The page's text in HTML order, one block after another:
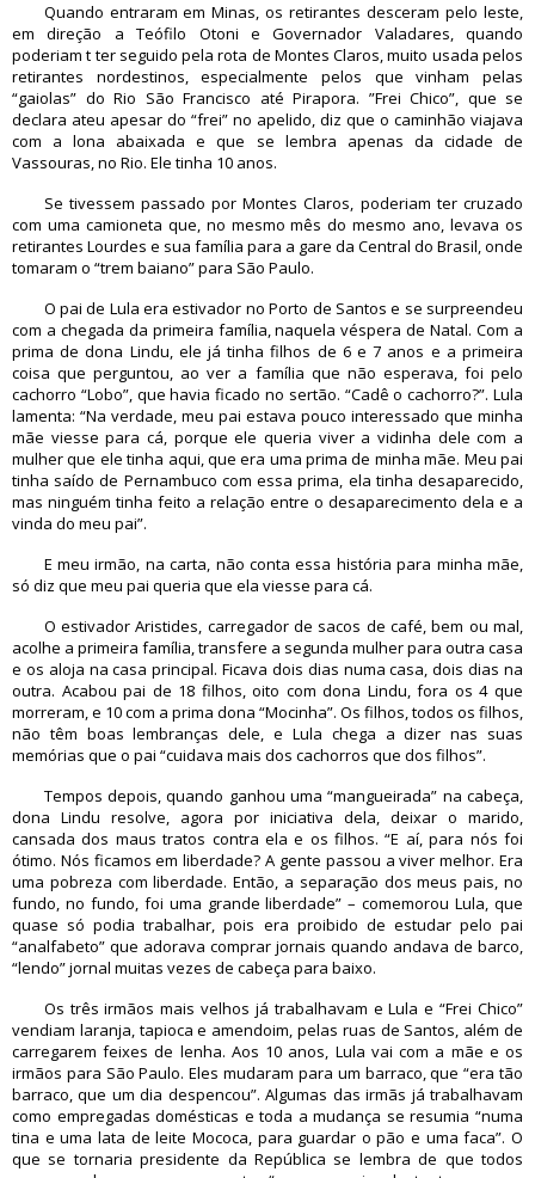
Quando entraram em Minas, os retirantes desceram pelo leste,
em direção a Teófilo Otoni e Governador Valadares, quando
poderiam t ter seguido pela rota de Montes Claros, muito usada pelos
retirantes nordestinos, especialmente pelos que vinham pelas
“gaiolas” do Rio São Francisco até Pirapora. ”Frei Chico”, que se
declara ateu apesar do “frei” no apelido, diz que o caminhão viajava
com a lona abaixada e que se lembra apenas da cidade de
Vassouras, no Rio. Ele tinha 10 anos.
Se tivessem passado por Montes Claros, poderiam ter cruzado
com uma camioneta que, no mesmo mês do mesmo ano, levava os
retirantes Lourdes e sua família para a gare da Central do Brasil, onde
tomaram o “trem baiano” para São Paulo.
O pai de Lula era estivador no Porto de Santos e se surpreendeu
com a chegada da primeira família, naquela véspera de Natal. Com a
prima de dona Lindu, ele já tinha filhos de 6 e 7 anos e a primeira
coisa que perguntou, ao ver a família que não esperava, foi pelo
cachorro “Lobo”, que havia ficado no sertão. “Cadê o cachorro?”. Lula
lamenta: “Na verdade, meu pai estava pouco interessado que minha
mãe viesse para cá, porque ele queria viver a vidinha dele com a
mulher que ele tinha aqui, que era uma prima de minha mãe. Meu pai
tinha saído de Pernambuco com essa prima, ela tinha desaparecido,
mas ninguém tinha feito a relação entre o desaparecimento dela e a
vinda do meu pai”.
E meu irmão, na carta, não conta essa história para minha mãe,
só diz que meu pai queria que ela viesse para cá.
O estivador Aristides, carregador de sacos de café, bem ou mal,
acolhe a primeira família, transfere a segunda mulher para outra casa
e os aloja na casa principal. Ficava dois dias numa casa, dois dias na
outra. Acabou pai de 18 filhos, oito com dona Lindu, fora os 4 que
morreram, e 10 com a prima dona “Mocinha”. Os filhos, todos os filhos,
não têm boas lembranças dele, e Lula chega a dizer nas suas
memórias que o pai “cuidava mais dos cachorros que dos filhos”.
Tempos depois, quando ganhou uma “mangueirada” na cabeça,
dona Lindu resolve, agora por iniciativa dela, deixar o marido,
cansada dos maus tratos contra ela e os filhos. “E aí, para nós foi
ótimo. Nós ficamos em liberdade? A gente passou a viver melhor. Era
uma pobreza com liberdade. Então, a separação dos meus pais, no
fundo, no fundo, foi uma grande liberdade” – comemorou Lula, que
quase só podia trabalhar, pois era proibido de estudar pelo pai
“analfabeto” que adorava comprar jornais quando andava de barco,
“lendo” jornal muitas vezes de cabeça para baixo.
Os três irmãos mais velhos já trabalhavam e Lula e “Frei Chico”
vendiam laranja, tapioca e amendoim, pelas ruas de Santos, além de
carregarem feixes de lenha. Aos 10 anos, Lula vai com a mãe e os
irmãos para São Paulo. Eles mudaram para um barraco, que “era tão
barraco, que um dia despencou”. Algumas das irmãs já trabalhavam
como empregadas domésticas e toda a mudança se resumia “numa
tina e uma lata de leite Mococa, para guardar o pão e uma faca”. O
que se tornaria presidente da República se lembra de que todos